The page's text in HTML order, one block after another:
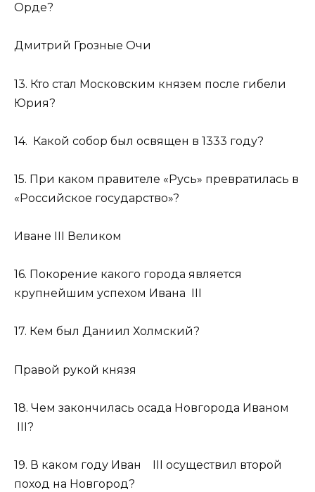
Орде?
Дмитрий Грозные Очи
13. Кто стал Московским князем после гибели
Юрия?
14. Какой собор был освящен в 1333 году?
15. При каком правителе «Русь» превратилась в
«Российское государство»?
Иване III Великом
16. Покорение какого города является
крупнейшим успехом Ивана III
17. Кем был Даниил Холмский?
Правой рукой князя
18. Чем закончилась осада Новгорода Иваном
III?
19. В каком году Иван III осуществил второй
поход на Новгород?